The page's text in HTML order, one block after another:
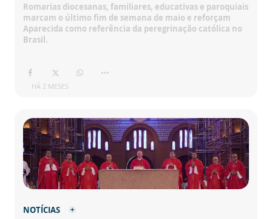
Romarias diocesanas, familiares, educativas e paroquiais
marcam o último fim de semana de maio e reforçam
Aparecida como referência da peregrinação católica no
Brasil.
HÁ 2 MESES
NOTÍCIAS